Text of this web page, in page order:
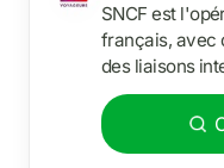
SNCF est
français, avec
des liaisons